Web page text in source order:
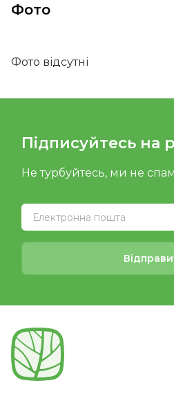
Фото
Фото відсутні
Підписуйтесь на
Не турбуйтесь, ми не